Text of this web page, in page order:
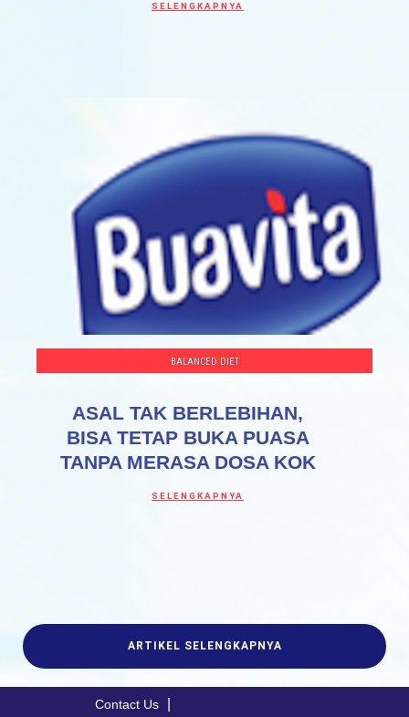
SELENGKAPNYA
BALANCED DIET
ASAL TAK BERLEBIHAN,
BISA TETAP BUKA PUASA
TANPA MERASA DOSA KOK
SELENGKAPNYA
ARTIKEL SELENGKAPNYA
Contact Us